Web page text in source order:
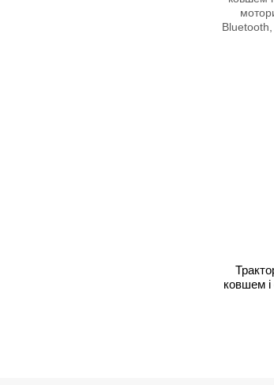
ковшем і